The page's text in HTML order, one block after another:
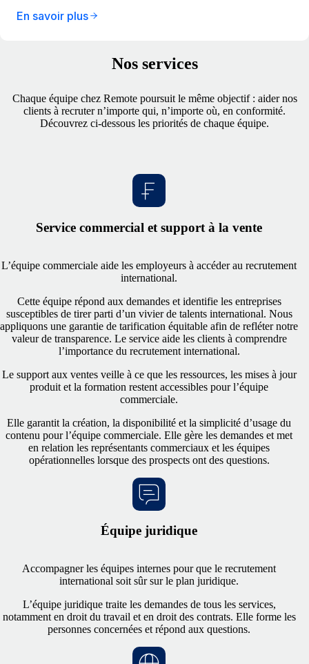
En savoir plus
Nos services
Chaque équipe chez Remote poursuit le même objectif : aider nos
clients à recruter n’importe qui, n’importe où, en conformité.
Découvrez ci‑dessous les priorités de chaque équipe.
Service commercial et support à la vente
L’équipe commerciale aide les employeurs à accéder au recrutement
international.
Cette équipe répond aux demandes et identifie les entreprises
susceptibles de tirer parti d’un vivier de talents international. Nous
appliquons une garantie de tarification équitable afin de refléter notre
valeur de transparence. Le service aide les clients à comprendre
l’importance du recrutement international.
Le support aux ventes veille à ce que les ressources, les mises à jour
produit et la formation restent accessibles pour l’équipe
commerciale.
Elle garantit la création, la disponibilité et la simplicité d’usage du
contenu pour l’équipe commerciale. Elle gère les demandes et met
en relation les représentants commerciaux et les équipes
opérationnelles lorsque des prospects ont des questions.
Équipe juridique
Accompagner les équipes internes pour que le recrutement
international soit sûr sur le plan juridique.
L’équipe juridique traite les demandes de tous les services,
notamment en droit du travail et en droit des contrats. Elle forme les
personnes concernées et répond aux questions.